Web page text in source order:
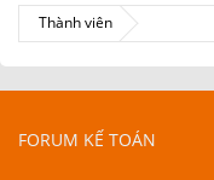
Thành viên
FORUM KẾ TOÁN